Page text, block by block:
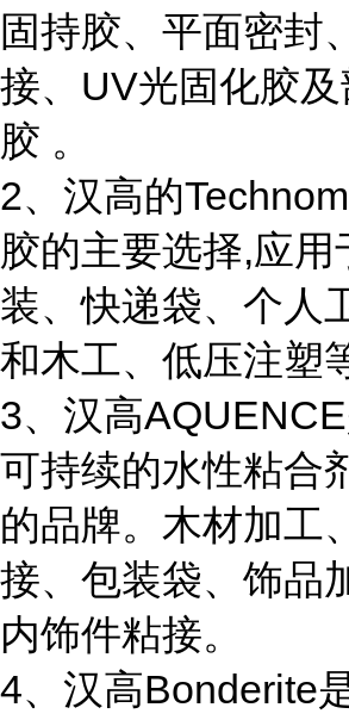
固持胶、平面密封
接、UV光固化胶
胶 。
2、汉高的
胶的主要选择,应用
装、快递袋、个人
和木工、低压注塑
3、汉高AQUENCE
可持续的水性粘合
的品牌。木材加工
接、包装袋、饰品
内饰件粘接。
4、汉高Bonderite